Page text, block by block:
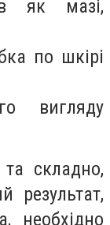
як мазі,
по шкірі
вигляду
та складно,
результат,
необхідно